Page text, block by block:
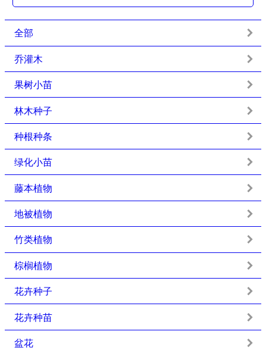
全部
乔灌木
果树小苗
林木种子
种根种条
绿化小苗
藤本植物
地被植物
竹类植物
棕榈植物
花卉种子
花卉种苗
盆花